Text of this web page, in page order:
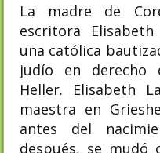
La madre de
escritora Elisabeth
una católica
judío en derecho
Heller. Elisabeth
maestra en
antes del
después, se mudó